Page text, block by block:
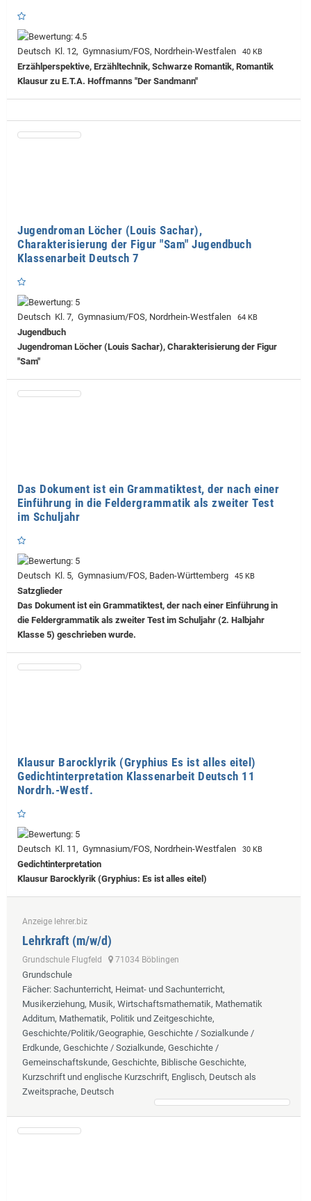
Deutsch Kl. 12, Gymnasium/FOS, Nordrhein-Westfalen 40 KB
Erzählperspektive, Erzähltechnik, Schwarze Romantik, Romantik
Klausur zu E.T.A. Hoffmanns "Der Sandmann"
Jugendroman Löcher (Louis Sachar),
Charakterisierung der Figur "Sam" Jugendbuch
Klassenarbeit Deutsch 7
Deutsch Kl. 7, Gymnasium/FOS, Nordrhein-Westfalen 64 KB
Jugendbuch
Jugendroman Löcher (Louis Sachar), Charakterisierung der Figur
"Sam"
Das Dokument ist ein Grammatiktest, der nach einer
Einführung in die Feldergrammatik als zweiter Test
im Schuljahr
Deutsch Kl. 5, Gymnasium/FOS, Baden-Württemberg 45 KB
Satzglieder
Das Dokument ist ein Grammatiktest, der nach einer Einführung in
die Feldergrammatik als zweiter Test im Schuljahr (2. Halbjahr
Klasse 5) geschrieben wurde.
Klausur Barocklyrik (Gryphius Es ist alles eitel)
Gedichtinterpretation Klassenarbeit Deutsch 11
Nordrh.-Westf.
Deutsch Kl. 11, Gymnasium/FOS, Nordrhein-Westfalen 30 KB
Gedichtinterpretation
Klausur Barocklyrik (Gryphius: Es ist alles eitel)
Anzeige lehrer.biz
Lehrkraft (m/w/d)
Grundschule Flugfeld 71034 Böblingen
Grundschule
Fächer: Sachunterricht, Heimat- und Sachunterricht,
Musikerziehung, Musik, Wirtschaftsmathematik, Mathematik
Additum, Mathematik, Politik und Zeitgeschichte,
Geschichte/Politik/Geographie, Geschichte / Sozialkunde /
Erdkunde, Geschichte / Sozialkunde, Geschichte /
Gemeinschaftskunde, Geschichte, Biblische Geschichte,
Kurzschrift und englische Kurzschrift, Englisch, Deutsch als
Zweitsprache, Deutsch